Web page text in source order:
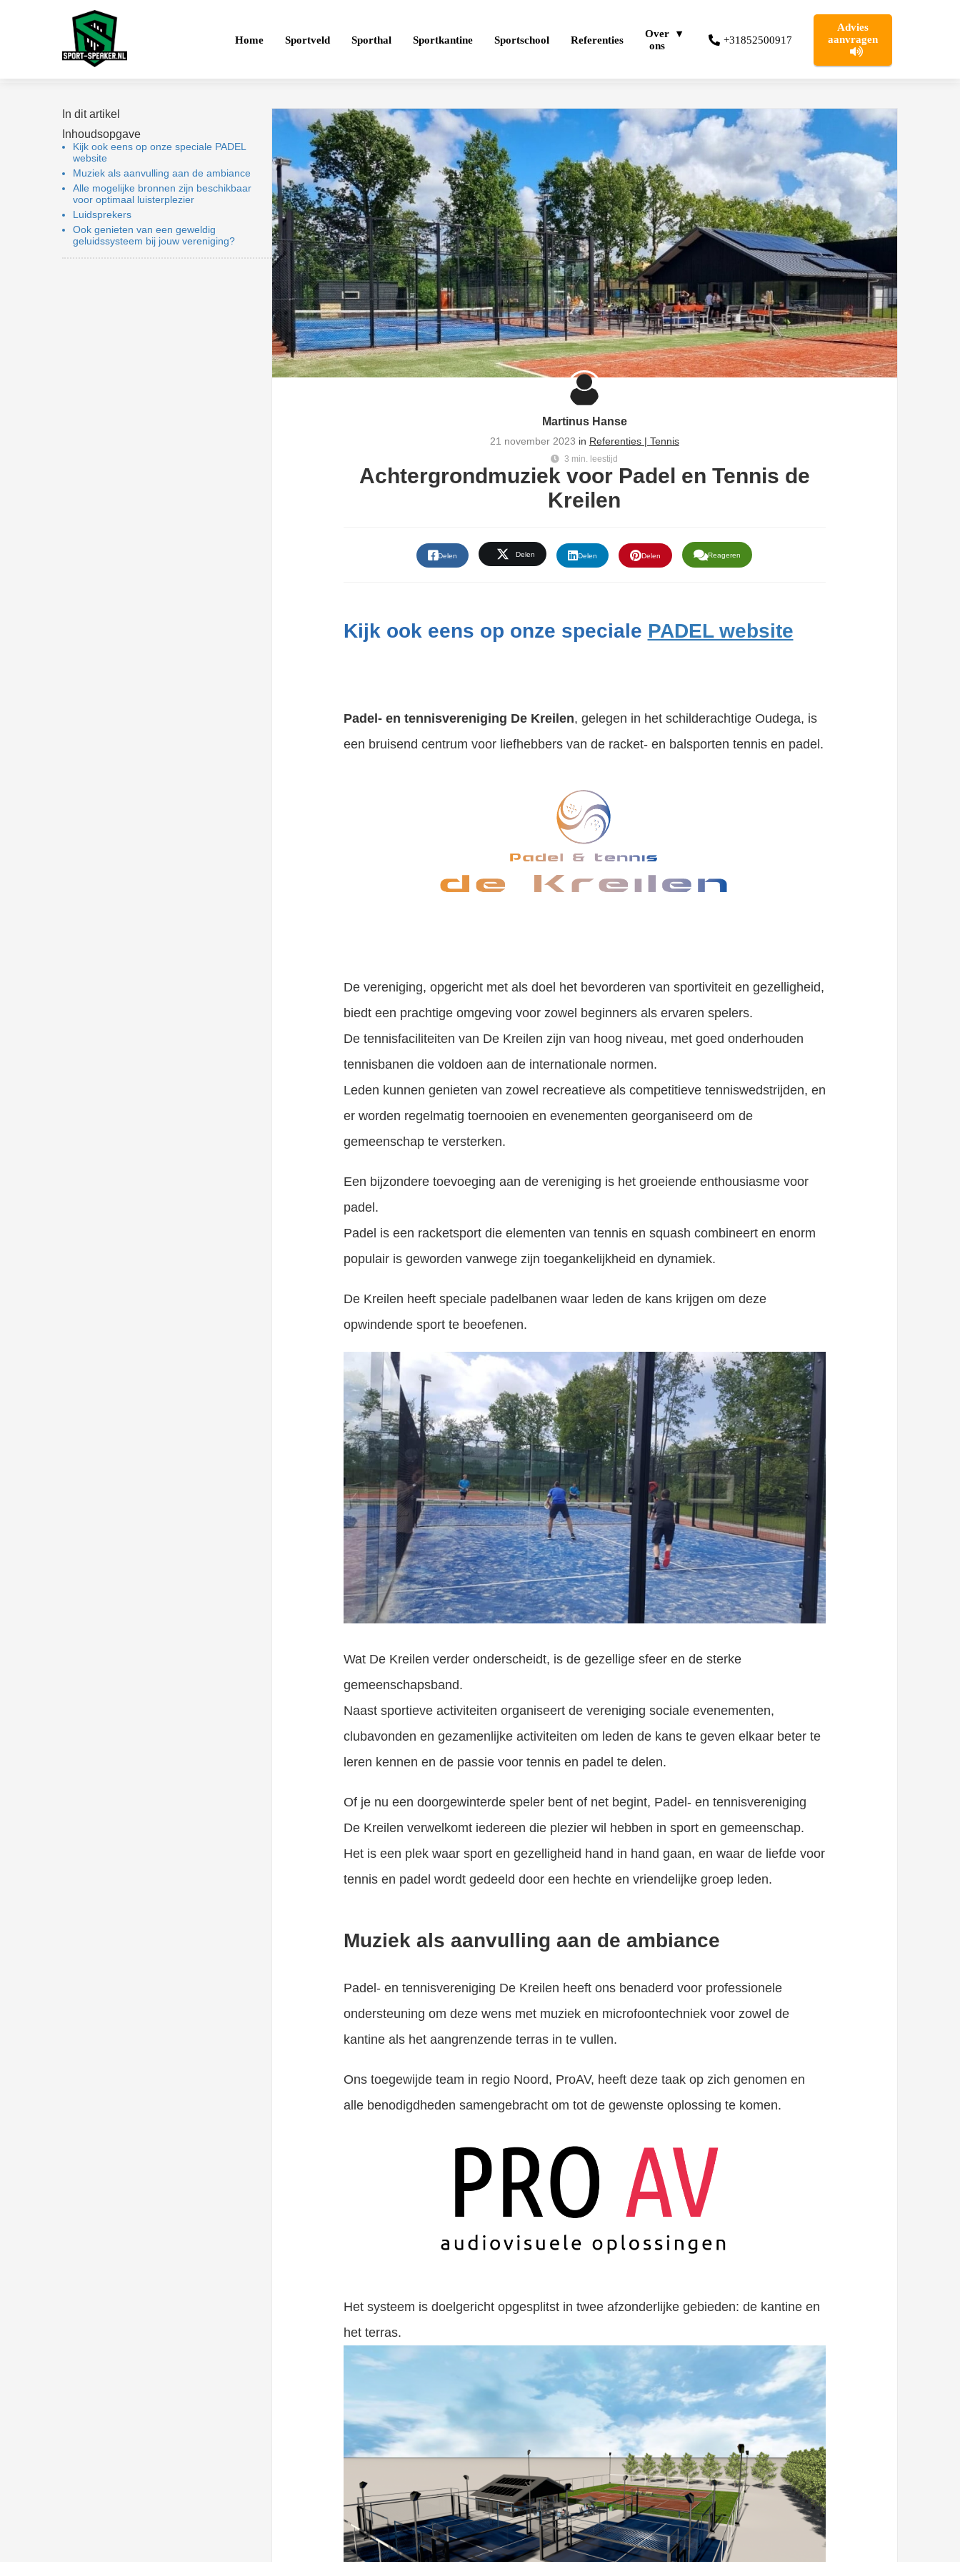
Home Sportveld Sporthal Sportkantine Sportschool Referenties
Over
ons
+31852500917
Advies
aanvragen
In dit artikel
Inhoudsopgave
Kijk ook eens op onze speciale PADEL
website
Muziek als aanvulling aan de ambiance
Alle mogelijke bronnen zijn beschikbaar
voor optimaal luisterplezier
Luidsprekers
Ook genieten van een geweldig
geluidssysteem bij jouw vereniging?
Martinus Hanse
21 november 2023 in Referenties | Tennis
3 min. leestijd
Achtergrondmuziek voor Padel en Tennis de
Kreilen
Delen Delen Delen Delen Reageren
Kijk ook eens op onze speciale PADEL website
Padel- en tennisvereniging De Kreilen, gelegen in het schilderachtige Oudega, is
een bruisend centrum voor liefhebbers van de racket- en balsporten tennis en padel.
De vereniging, opgericht met als doel het bevorderen van sportiviteit en gezelligheid,
biedt een prachtige omgeving voor zowel beginners als ervaren spelers.
De tennisfaciliteiten van De Kreilen zijn van hoog niveau, met goed onderhouden
tennisbanen die voldoen aan de internationale normen.
Leden kunnen genieten van zowel recreatieve als competitieve tenniswedstrijden, en
er worden regelmatig toernooien en evenementen georganiseerd om de
gemeenschap te versterken.
Een bijzondere toevoeging aan de vereniging is het groeiende enthousiasme voor
padel.
Padel is een racketsport die elementen van tennis en squash combineert en enorm
populair is geworden vanwege zijn toegankelijkheid en dynamiek.
De Kreilen heeft speciale padelbanen waar leden de kans krijgen om deze
opwindende sport te beoefenen.
Wat De Kreilen verder onderscheidt, is de gezellige sfeer en de sterke
gemeenschapsband.
Naast sportieve activiteiten organiseert de vereniging sociale evenementen,
clubavonden en gezamenlijke activiteiten om leden de kans te geven elkaar beter te
leren kennen en de passie voor tennis en padel te delen.
Of je nu een doorgewinterde speler bent of net begint, Padel- en tennisvereniging
De Kreilen verwelkomt iedereen die plezier wil hebben in sport en gemeenschap.
Het is een plek waar sport en gezelligheid hand in hand gaan, en waar de liefde voor
tennis en padel wordt gedeeld door een hechte en vriendelijke groep leden.
Muziek als aanvulling aan de ambiance
Padel- en tennisvereniging De Kreilen heeft ons benaderd voor professionele
ondersteuning om deze wens met muziek en microfoontechniek voor zowel de
kantine als het aangrenzende terras in te vullen.
Ons toegewijde team in regio Noord, ProAV, heeft deze taak op zich genomen en
alle benodigdheden samengebracht om tot de gewenste oplossing te komen.
Het systeem is doelgericht opgesplitst in twee afzonderlijke gebieden: de kantine en
het terras.